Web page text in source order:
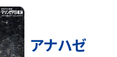
アナハゼ